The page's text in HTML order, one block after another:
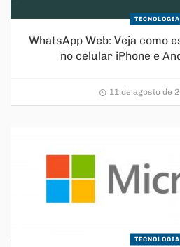
TECNOLOGIA
WhatsApp Web: Veja como
no celular iPhone e
11 de agosto de
TECNOLOGIA